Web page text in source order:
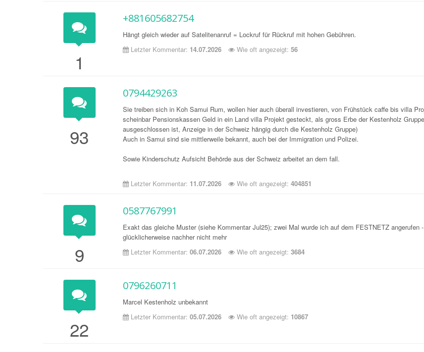
1
+881605682754
Hängt gleich wieder auf Satelitenanruf = Lockruf für Rückruf mit hohen Gebühren.
Letzter Kommentar: 14.07.2026 Wie oft angezeigt:56
93
0794429263
Sie treiben sich in Koh Samui Rum, wollen hier auch überall investieren, von Frühstück caffe bis villa
scheinbar Pensionskassen Geld in ein Land villa Projekt gesteckt, als gross Erbe der Kestenholz
ausgeschlossen ist, Anzeige in der Schweiz hängig durch die Kestenholz Gruppe)
Auch in Samui sind sie mittlerweile bekannt, auch bei der Immigration und Polizei.
Sowie Kinderschutz Aufsicht Behörde aus der Schweiz arbeitet an dem fall.
Letzter Kommentar: 11.07.2026 Wie oft angezeigt:404851
9
0587767991
Exakt das gleiche Muster (siehe Kommentar Jul25); zwei Mal wurde ich auf dem FESTNETZ angerufen -
glücklicherweise nachher nicht mehr
Letzter Kommentar:06.07.2026 Wie oft angezeigt:3684
22
0796260711
Marcel Kestenholz unbekannt
Letzter Kommentar:05.07.2026 Wie oft angezeigt: 10867